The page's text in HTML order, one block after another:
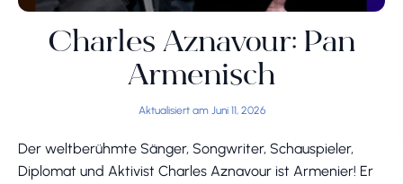
Charles Aznavour: Pan
Armenisch
Aktualisiert am Juni 11, 2026
Der weltberühmte Sänger, Songwriter, Schauspieler,
Diplomat und Aktivist Charles Aznavour ist Armenier! Er